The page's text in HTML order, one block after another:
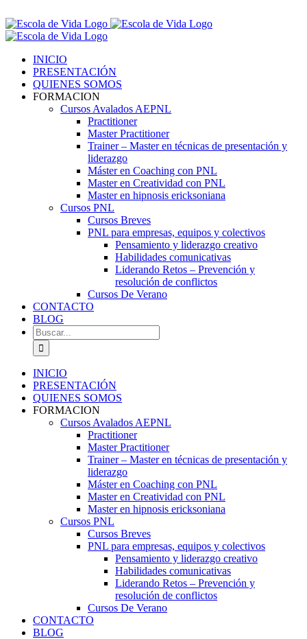
al
contenido
Facebook
Instagram
LinkedIn
INICIO
PRESENTACIÓN
QUIENES SOMOS
FORMACION
Cursos Avalados AEPNL
Practitioner
Master Practitioner
Trainer – Master en técnicas de presentación y
liderazgo
Máster en Coaching con PNL
Master en Creatividad con PNL
Master en hipnosis ericksoniana
Cursos PNL
Cursos Breves
PNL para empresas, equipos y colectivos
Pensamiento y liderazgo creativo
Habilidades comunicativas
Liderando Retos – Prevención y
resolución de conflictos
Cursos De Verano
CONTACTO
BLOG
Buscar:
INICIO
PRESENTACIÓN
QUIENES SOMOS
FORMACION
Cursos Avalados AEPNL
Practitioner
Master Practitioner
Trainer – Master en técnicas de presentación y
liderazgo
Máster en Coaching con PNL
Master en Creatividad con PNL
Master en hipnosis ericksoniana
Cursos PNL
Cursos Breves
PNL para empresas, equipos y colectivos
Pensamiento y liderazgo creativo
Habilidades comunicativas
Liderando Retos – Prevención y
resolución de conflictos
Cursos De Verano
CONTACTO
BLOG